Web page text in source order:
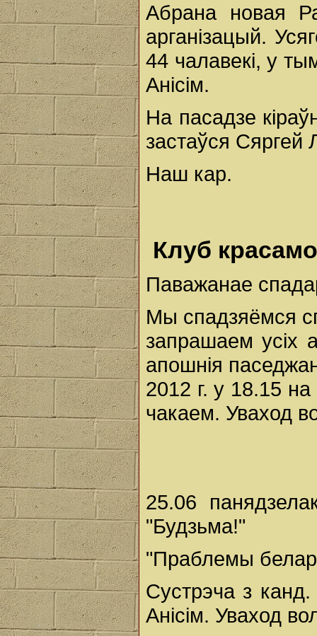
Абрана новая
арганізацый.
44 чалавекі, у
Анісім.
На пасадзе
застаўся Сяргей
Наш кар.
Клуб
Паважанае
Мы спадзяёмся
запрашаем усіх
апошнія
2012 г. у 18.15
чакаем. Уваход
25.06
"Будзьма!"
"Праблемы
Сустрэча з
Анісім. Уваход